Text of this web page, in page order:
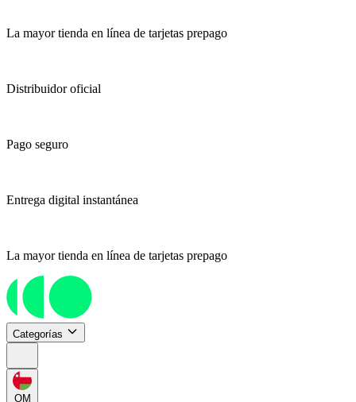
La mayor tienda en línea de tarjetas prepago
Distribuidor oficial
Pago seguro
Entrega digital instantánea
La mayor tienda en línea de tarjetas prepago
Categorías
OM